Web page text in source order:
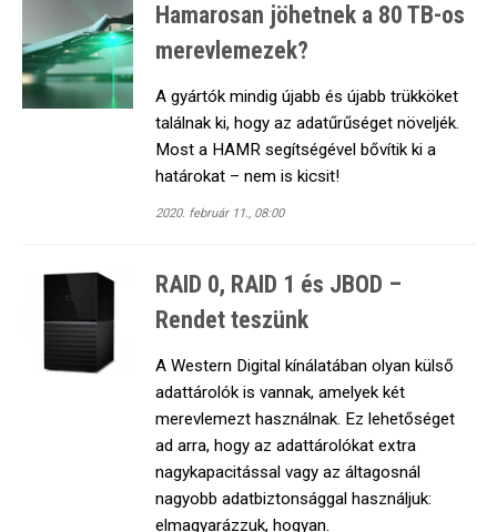
Hamarosan jöhetnek a 80 TB-os
merevlemezek?
A gyártók mindig újabb és újabb trükköket
találnak ki, hogy az adatűrűséget növeljék.
Most a HAMR segítségével bővítik ki a
határokat – nem is kicsit!
2020. február 11., 08:00
RAID 0, RAID 1 és JBOD –
Rendet teszünk
A Western Digital kínálatában olyan külső
adattárolók is vannak, amelyek két
merevlemezt használnak. Ez lehetőséget
ad arra, hogy az adattárolókat extra
nagykapacitással vagy az áltagosnál
nagyobb adatbiztonsággal használjuk:
elmagyarázzuk, hogyan.